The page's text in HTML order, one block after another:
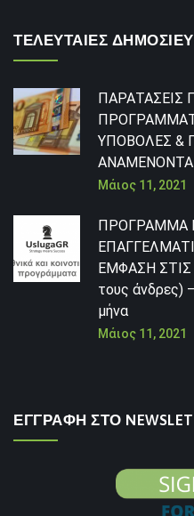
ΤΕΛΕΥΤΑΙΕΣ
ΥΠΟΒΟΛΕΣ &
Μάιος 11, 2021
ΠΡΟΓΡΑΜΜΑ
ΕΜΦΑΣΗ ΣΤΙΣ
τους άνδρες)
μήνα
Μάιος 11, 2021
ΕΓΓΡΑΦΗ ΣΤΟ